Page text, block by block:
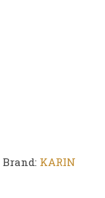
Brand: KARIN